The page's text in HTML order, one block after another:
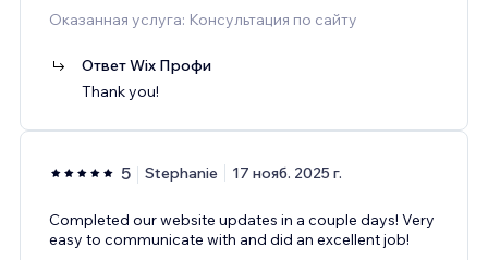
Оказанная услуга: Консультация по сайту
Ответ Wix Профи
Thank you!
5 Stephanie 17 нояб. 2025 г.
Completed our website updates in a couple days! Very
easy to communicate with and did an excellent job!